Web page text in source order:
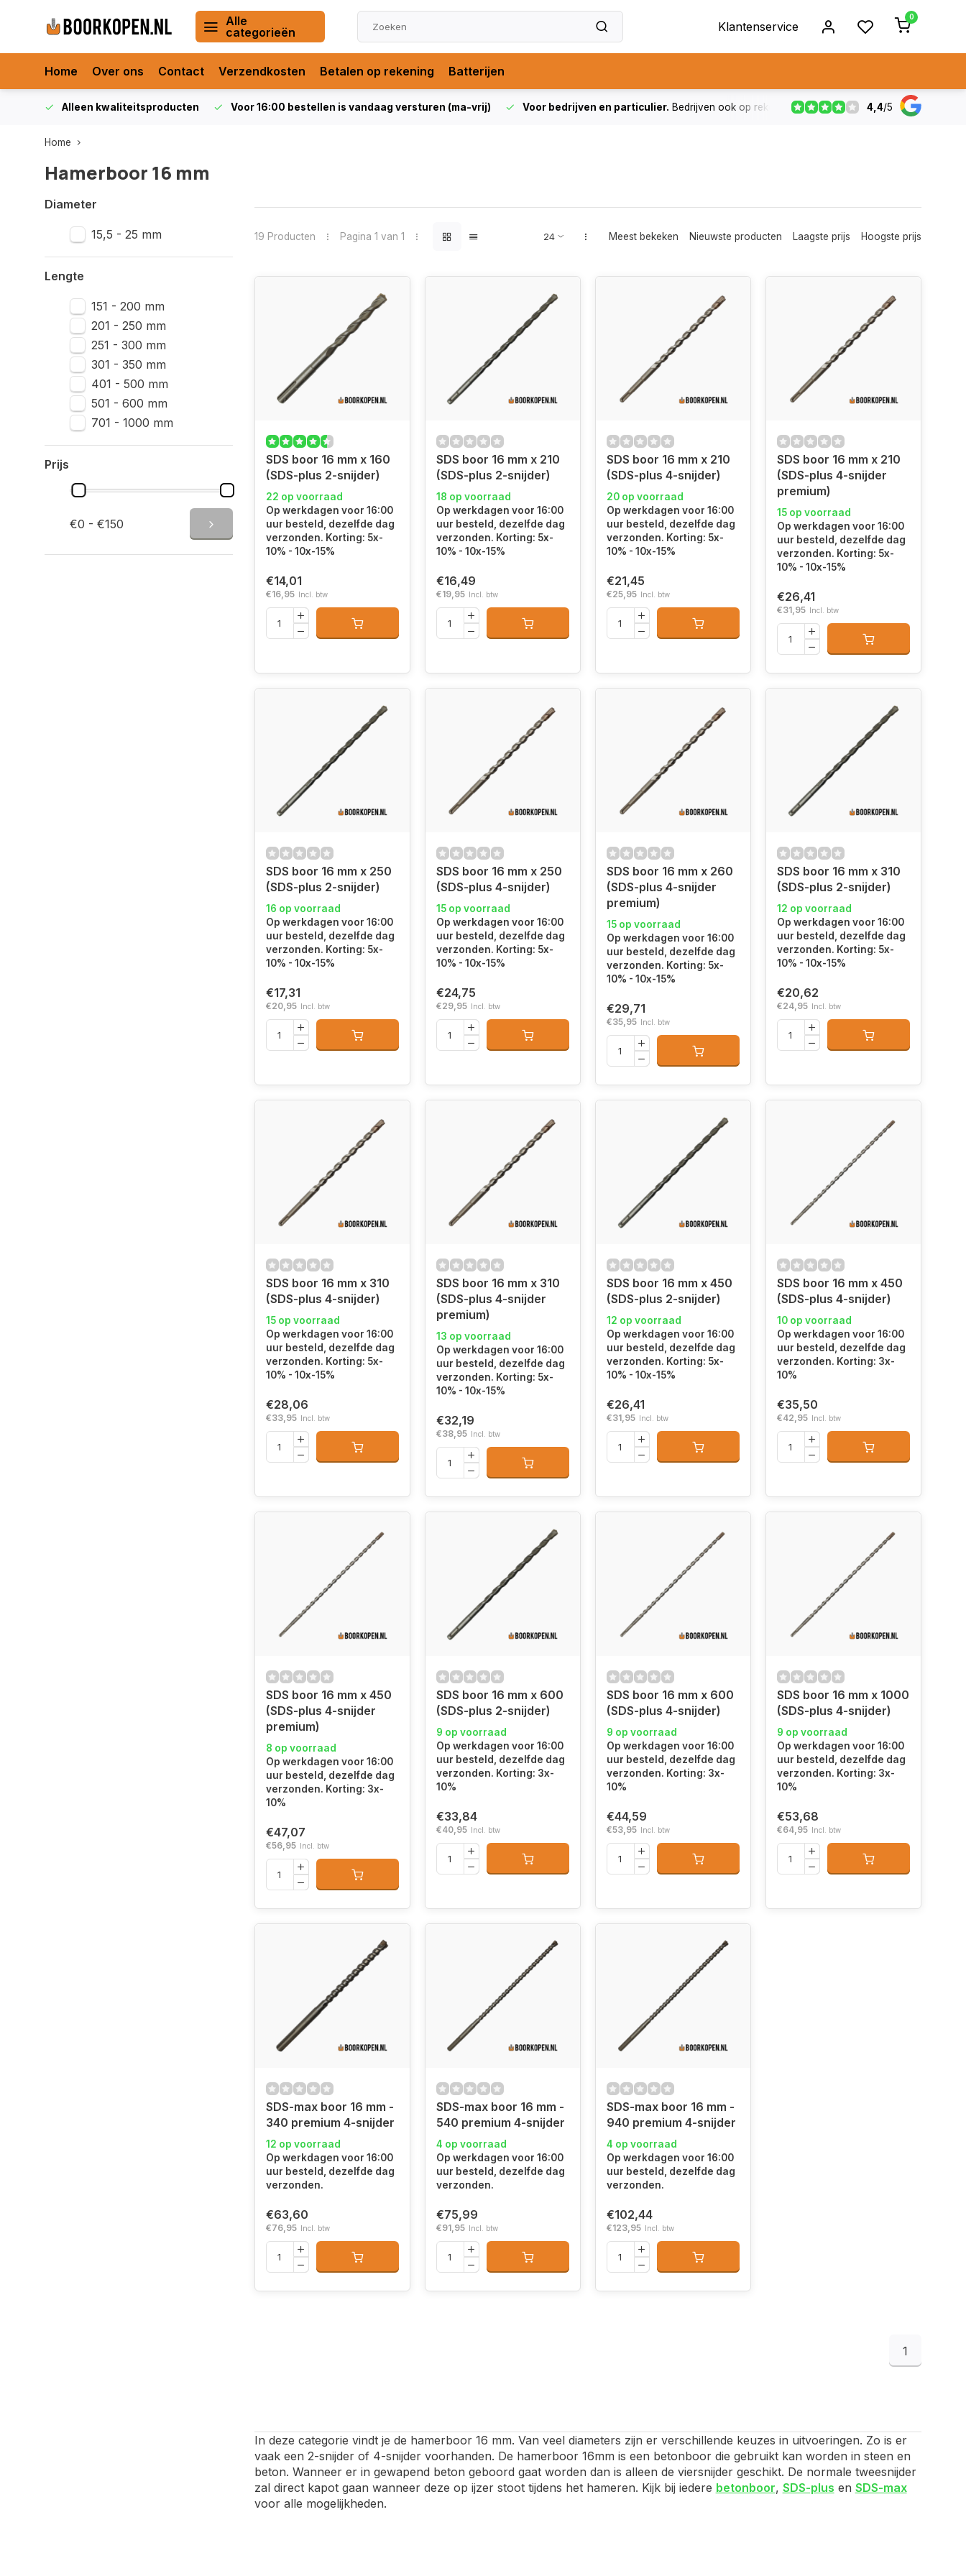
Alle
categorieën
Klantenservice
0
Home Over ons Contact Verzendkosten Betalen op rekening Batterijen
Alleen kwaliteitsproducten Voor 16:00 bestellen is vandaag versturen (ma-vrij) Voor bedrijven en particulier. Bedrijven ook op rekening De voorraad die
4,4/5
Home
Hamerboor 16 mm
Diameter
15,5 - 25 mm
Lengte
151 - 200 mm
201 - 250 mm
251 - 300 mm
301 - 350 mm
401 - 500 mm
501 - 600 mm
701 - 1000 mm
Prijs
€0 - €150
19 Producten Pagina 1 van 1 Meest bekeken Nieuwste producten Laagste prijs Hoogste prijs
SDS boor 16 mm x 160
(SDS-plus 2-snijder)
22 op voorraad
Op werkdagen voor 16:00
uur besteld, dezelfde dag
verzonden. Korting: 5x-
10% - 10x-15%
€14,01
€16,95 Incl. btw
SDS boor 16 mm x 210
(SDS-plus 2-snijder)
18 op voorraad
Op werkdagen voor 16:00
uur besteld, dezelfde dag
verzonden. Korting: 5x-
10% - 10x-15%
€16,49
€19,95 Incl. btw
SDS boor 16 mm x 210
(SDS-plus 4-snijder)
20 op voorraad
Op werkdagen voor 16:00
uur besteld, dezelfde dag
verzonden. Korting: 5x-
10% - 10x-15%
€21,45
€25,95 Incl. btw
SDS boor 16 mm x 210
(SDS-plus 4-snijder
premium)
15 op voorraad
Op werkdagen voor 16:00
uur besteld, dezelfde dag
verzonden. Korting: 5x-
10% - 10x-15%
€26,41
€31,95 Incl. btw
SDS boor 16 mm x 250
(SDS-plus 2-snijder)
16 op voorraad
Op werkdagen voor 16:00
uur besteld, dezelfde dag
verzonden. Korting: 5x-
10% - 10x-15%
€17,31
€20,95 Incl. btw
SDS boor 16 mm x 250
(SDS-plus 4-snijder)
15 op voorraad
Op werkdagen voor 16:00
uur besteld, dezelfde dag
verzonden. Korting: 5x-
10% - 10x-15%
€24,75
€29,95 Incl. btw
SDS boor 16 mm x 260
(SDS-plus 4-snijder
premium)
15 op voorraad
Op werkdagen voor 16:00
uur besteld, dezelfde dag
verzonden. Korting: 5x-
10% - 10x-15%
€29,71
€35,95 Incl. btw
SDS boor 16 mm x 310
(SDS-plus 2-snijder)
12 op voorraad
Op werkdagen voor 16:00
uur besteld, dezelfde dag
verzonden. Korting: 5x-
10% - 10x-15%
€20,62
€24,95 Incl. btw
SDS boor 16 mm x 310
(SDS-plus 4-snijder)
15 op voorraad
Op werkdagen voor 16:00
uur besteld, dezelfde dag
verzonden. Korting: 5x-
10% - 10x-15%
€28,06
€33,95 Incl. btw
SDS boor 16 mm x 310
(SDS-plus 4-snijder
premium)
13 op voorraad
Op werkdagen voor 16:00
uur besteld, dezelfde dag
verzonden. Korting: 5x-
10% - 10x-15%
€32,19
€38,95 Incl. btw
SDS boor 16 mm x 450
(SDS-plus 2-snijder)
12 op voorraad
Op werkdagen voor 16:00
uur besteld, dezelfde dag
verzonden. Korting: 5x-
10% - 10x-15%
€26,41
€31,95 Incl. btw
SDS boor 16 mm x 450
(SDS-plus 4-snijder)
10 op voorraad
Op werkdagen voor 16:00
uur besteld, dezelfde dag
verzonden. Korting: 3x-
10%
€35,50
€42,95 Incl. btw
SDS boor 16 mm x 450
(SDS-plus 4-snijder
premium)
8 op voorraad
Op werkdagen voor 16:00
uur besteld, dezelfde dag
verzonden. Korting: 3x-
10%
€47,07
€56,95 Incl. btw
SDS boor 16 mm x 600
(SDS-plus 2-snijder)
9 op voorraad
Op werkdagen voor 16:00
uur besteld, dezelfde dag
verzonden. Korting: 3x-
10%
€33,84
€40,95 Incl. btw
SDS boor 16 mm x 600
(SDS-plus 4-snijder)
9 op voorraad
Op werkdagen voor 16:00
uur besteld, dezelfde dag
verzonden. Korting: 3x-
10%
€44,59
€53,95 Incl. btw
SDS boor 16 mm x 1000
(SDS-plus 4-snijder)
9 op voorraad
Op werkdagen voor 16:00
uur besteld, dezelfde dag
verzonden. Korting: 3x-
10%
€53,68
€64,95 Incl. btw
SDS-max boor 16 mm -
340 premium 4-snijder
12 op voorraad
Op werkdagen voor 16:00
uur besteld, dezelfde dag
verzonden.
€63,60
€76,95 Incl. btw
SDS-max boor 16 mm -
540 premium 4-snijder
4 op voorraad
Op werkdagen voor 16:00
uur besteld, dezelfde dag
verzonden.
€75,99
€91,95 Incl. btw
SDS-max boor 16 mm -
940 premium 4-snijder
4 op voorraad
Op werkdagen voor 16:00
uur besteld, dezelfde dag
verzonden.
€102,44
€123,95 Incl. btw
1
In deze categorie vindt je de hamerboor 16 mm. Van veel diameters zijn er verschillende keuzes in uitvoeringen. Zo is er
vaak een 2-snijder of 4-snijder voorhanden. De hamerboor 16mm is een betonboor die gebruikt kan worden in steen en
beton. Wanneer er in gewapend beton geboord gaat worden dan is alleen de viersnijder geschikt. De normale tweesnijder
zal direct kapot gaan wanneer deze op ijzer stoot tijdens het hameren. Kijk bij iedere betonboor, SDS-plus en SDS-max
voor alle mogelijkheden.